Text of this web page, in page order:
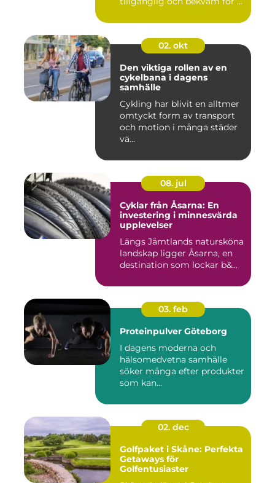
02. okt
Den viktiga rollen av en
cykelbana i dagens
samhälle
Cykling har blivit en alltmer
omtyckt form av transport
och motion i många städer
vä...
08. jul
Cyklar från Åsarna: En
investering i minnesvärda
upplevelser
Längs Jämtlands natursköna
landskap ligger Åsarna, en
destination som lockar b&...
03. feb
Proteinpulver Göteborg
I dagens moderna och
hälsomedvetna samhälle
söker många efter produkter
som kan...
02. dec
Golfpaket i Skåne: Perfekta
Getaways för
Golfentusiaster